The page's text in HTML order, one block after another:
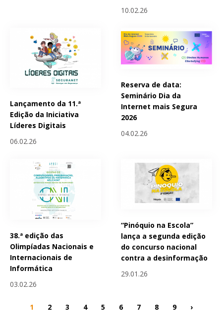
10.02.26
Lançamento da 11.ª
Edição da Iniciativa
Líderes Digitais
06.02.26
Reserva de data:
Seminário Dia da
Internet mais Segura
2026
04.02.26
38.ª edição das
Olimpíadas Nacionais e
Internacionais de
Informática
03.02.26
“Pinóquio na Escola”
lança a segunda edição
do concurso nacional
contra a desinformação
29.01.26
1 2 3 4 5 6 7 8 9 ›